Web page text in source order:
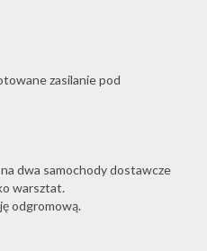
zasilanie pod
dwa samochody dostawcze
warsztat.
odgromową.